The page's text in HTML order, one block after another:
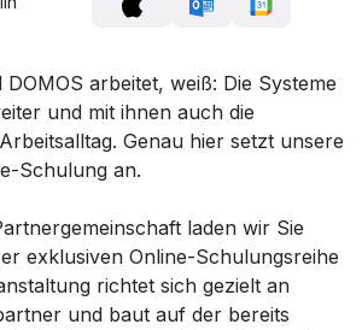
arbeitet, weiß: Die Systeme
und mit ihnen auch die
Genau hier setzt unsere
Schulung an.
laden wir Sie
exklusiven Online-Schulungsreihe
richtet sich gezielt an
und baut auf der bereits